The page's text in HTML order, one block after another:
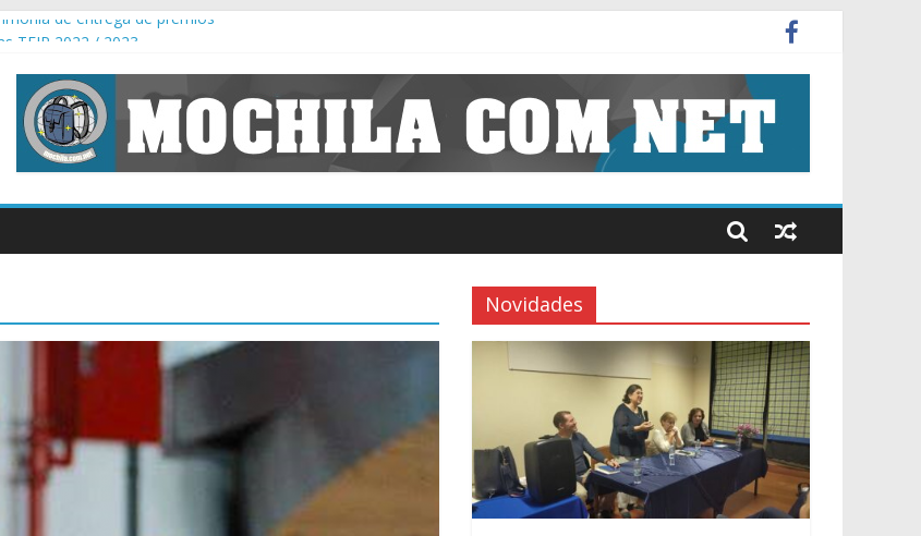
de entrega de prémios
– Apps for Good
ano – um misto de emoção, alegria e muita animação
(5º e 6º), Ciências Naturais (5º e 6º), Astronomia (7º) e Físico-Química (8º e 9º)
Novidades